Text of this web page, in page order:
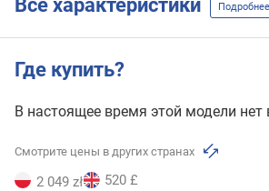
Все характеристики Подробнее
Где купить?
В настоящее время этой модели нет
Смотрите цены в других странах
2 049 zł 520 £